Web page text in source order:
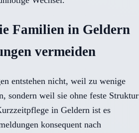
Familien in Geldern
vermeiden
entstehen nicht, weil zu wenige
sondern weil sie ohne feste Struktur
in Geldern ist es
konsequent nach